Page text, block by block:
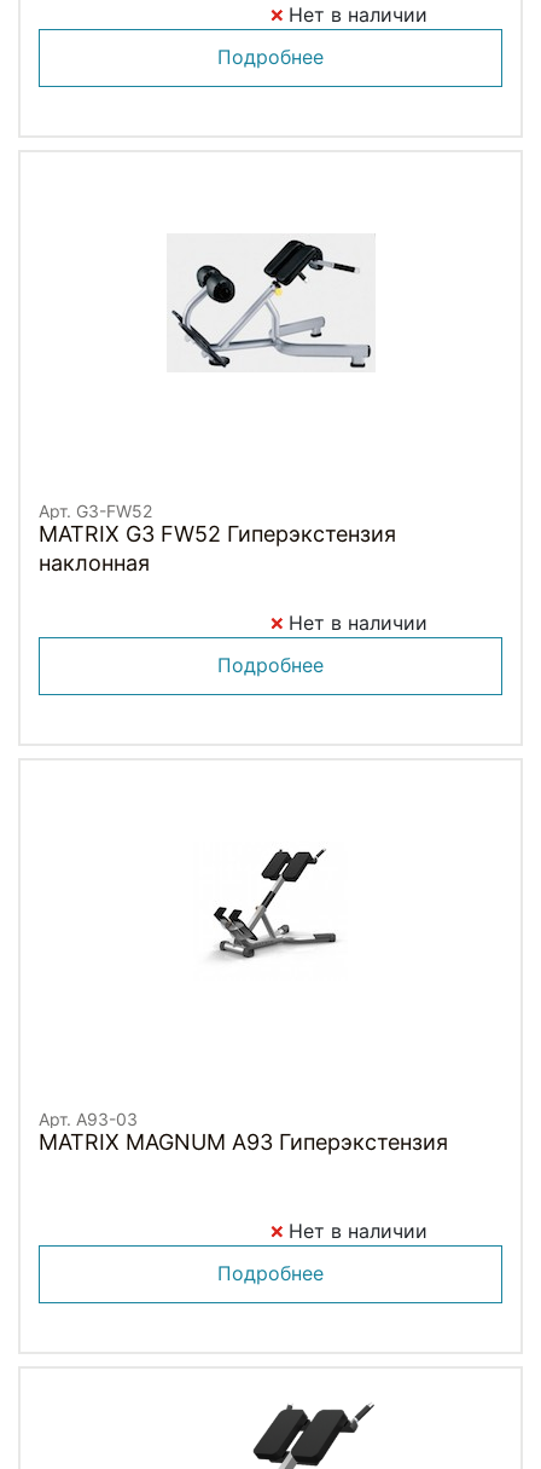
Нет в наличии
Подробнее
Арт. G3-FW52
MATRIX G3 FW52 Гиперэкстензия
наклонная
Нет в наличии
Подробнее
Арт. A93-03
MATRIX MAGNUM A93 Гиперэкстензия
Нет в наличии
Подробнее